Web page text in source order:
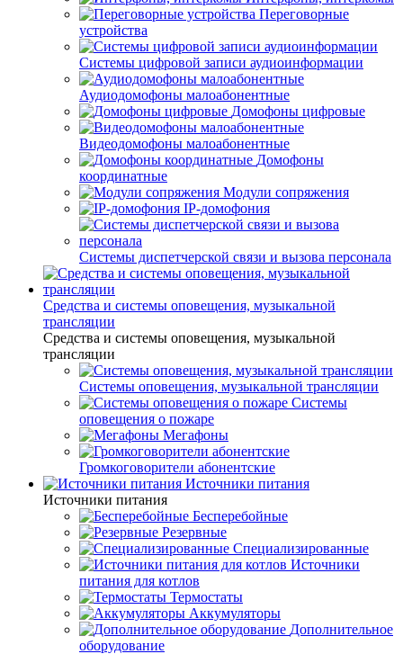
Переговорные
устройства
Системы цифровой записи аудиоинформации
Аудиодомофоны малоабонентные
Домофоны цифровые
Видеодомофоны малоабонентные
Домофоны
координатные
Модули сопряжения
IP-домофония
Системы диспетчерской связи и вызова персонала
Средства и системы оповещения, музыкальной
трансляции
Средства и системы оповещения, музыкальной
трансляции
Системы оповещения, музыкальной трансляции
Системы
оповещения о пожаре
Мегафоны
Громкоговорители абонентские
Источники питания
Источники питания
Бесперебойные
Резервные
Специализированные
Источники
питания для котлов
Термостаты
Аккумуляторы
Дополнительное
оборудование